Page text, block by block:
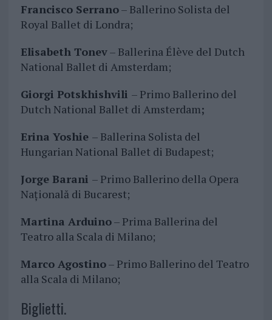
Francisco Serrano– Ballerino Solista del
Royal Ballet di Londra;
Elisabeth Tonev– Ballerina Élève del Dutch
National Ballet di Amsterdam;
Giorgi Potskhishvili – Primo Ballerino del
Dutch National Ballet di Amsterdam;
Erina Yoshie – Ballerina Solista del
Hungarian National Ballet di Budapest;
Jorge Barani – Primo Ballerino della Opera
Națională di Bucarest;
Martina Arduino– Prima Ballerina del
Teatro alla Scala di Milano;
Marco Agostino– Primo Ballerino del Teatro
alla Scala di Milano;
Biglietti.